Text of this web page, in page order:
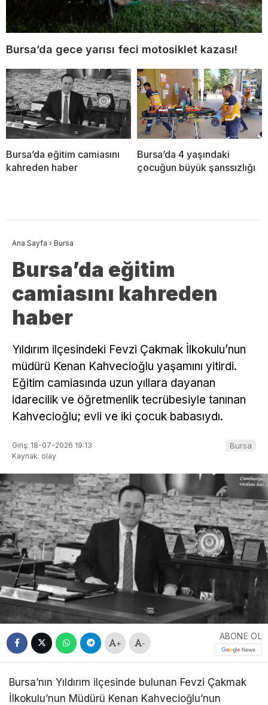
Bursa’da gece yarısı feci motosiklet kazası!
Bursa’da eğitim camiasını
kahreden haber
Bursa’da 4 yaşındaki
çocuğun büyük şanssızlığı
Ana Sayfa › Bursa
Bursa’da eğitim
camiasını kahreden
haber
Yıldırım ilçesindeki Fevzi Çakmak İlkokulu’nun
müdürü Kenan Kahvecioğlu yaşamını yitirdi.
Eğitim camiasında uzun yıllara dayanan
idarecilik ve öğretmenlik tecrübesiyle tanınan
Kahvecioğlu; evli ve iki çocuk babasıydı.
Giriş: 18-07-2026 19:13
Kaynak: olay
Bursa
+ -
ABONE OL
Bursa’nın Yıldırım ilçesinde bulunan Fevzi Çakmak
İlkokulu’nun Müdürü Kenan Kahvecioğlu’nun